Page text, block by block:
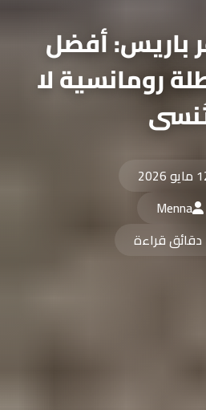
باريس: أفضل
رومانسية لا
2026
Menna